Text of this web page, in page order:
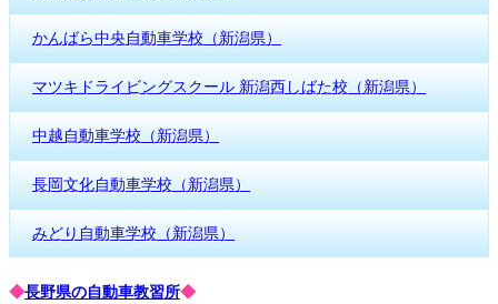
かんばら中央自動車学校（新潟県）
マツキドライビングスクール 新潟西しばた校（新潟県）
中越自動車学校（新潟県）
長岡文化自動車学校（新潟県）
みどり自動車学校（新潟県）
◆長野県の自動車教習所◆